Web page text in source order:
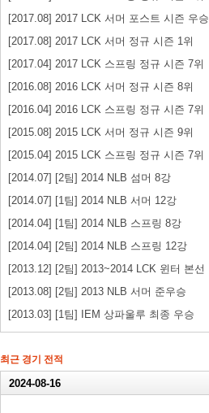
[2017.08] 2017 LCK 서머 포스트 시즌 우승
[2017.08] 2017 LCK 서머 정규 시즌 1위
[2017.04] 2017 LCK 스프링 정규 시즌 7위
[2016.08] 2016 LCK 서머 정규 시즌 8위
[2016.04] 2016 LCK 스프링 정규 시즌 7위
[2015.08] 2015 LCK 서머 정규 시즌 9위
[2015.04] 2015 LCK 스프링 정규 시즌 7위
[2014.07] [2팀] 2014 NLB 섬머 8강
[2014.07] [1팀] 2014 NLB 서머 12강
[2014.04] [1팀] 2014 NLB 스프링 8강
[2014.04] [2팀] 2014 NLB 스프링 12강
[2013.12] [2팀] 2013~2014 LCK 윈터 본선
[2013.08] [2팀] 2013 NLB 서머 준우승
[2013.03] [1팀] IEM 상파울루 최종 우승
최근 경기 전적
2024-08-16